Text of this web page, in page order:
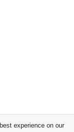
experience on our